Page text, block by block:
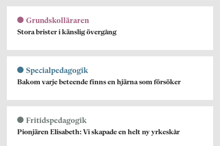
Grundskolläraren
Stora brister i känslig övergång
Specialpedagogik
Bakom varje beteende finns en hjärna som försöker
Fritidspedagogik
Pionjären Elisabeth: Vi skapade en helt ny yrkeskår